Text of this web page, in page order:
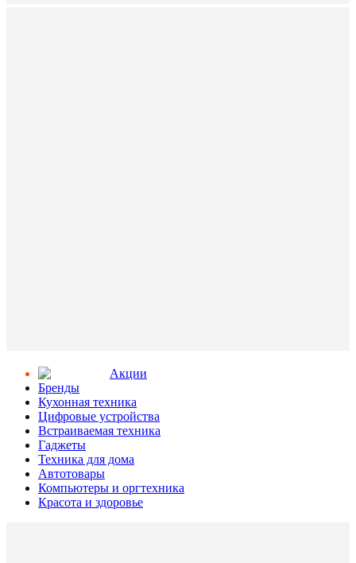
Aкции
Бренды
Кухонная техника
Цифровые устройства
Встраиваемая техника
Гаджеты
Техника для дома
Автотовары
Компьютеры и оргтехника
Красота и здоровье